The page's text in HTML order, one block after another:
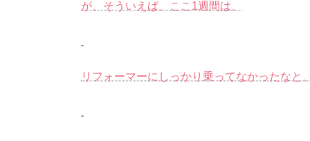
が、そういえば、ここ1週間は、
リフォーマーにしっかり乗ってなかったなと、